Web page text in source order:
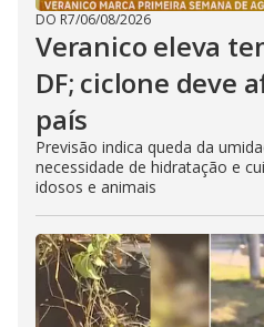
DO R7/06/08/2026
Veranico eleva
DF; ciclone deve
país
Previsão indica queda da
necessidade de hidratação e
idosos e animais